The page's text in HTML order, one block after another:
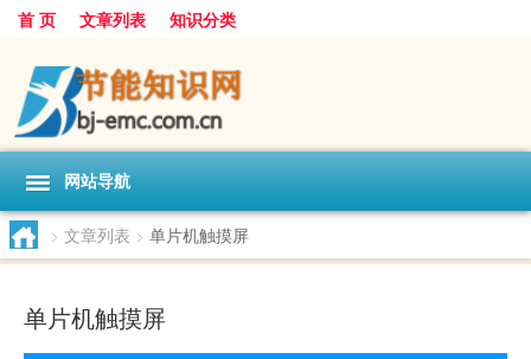
首 页 文章列表 知识分类
网站导航
> 文章列表 > 单片机触摸屏
单片机触摸屏